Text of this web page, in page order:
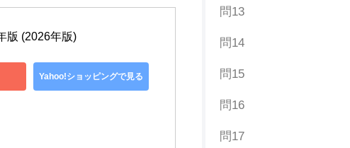
版 (2026年版)
Yahoo!ショッピングで見る
問13
問14
問15
問16
問17